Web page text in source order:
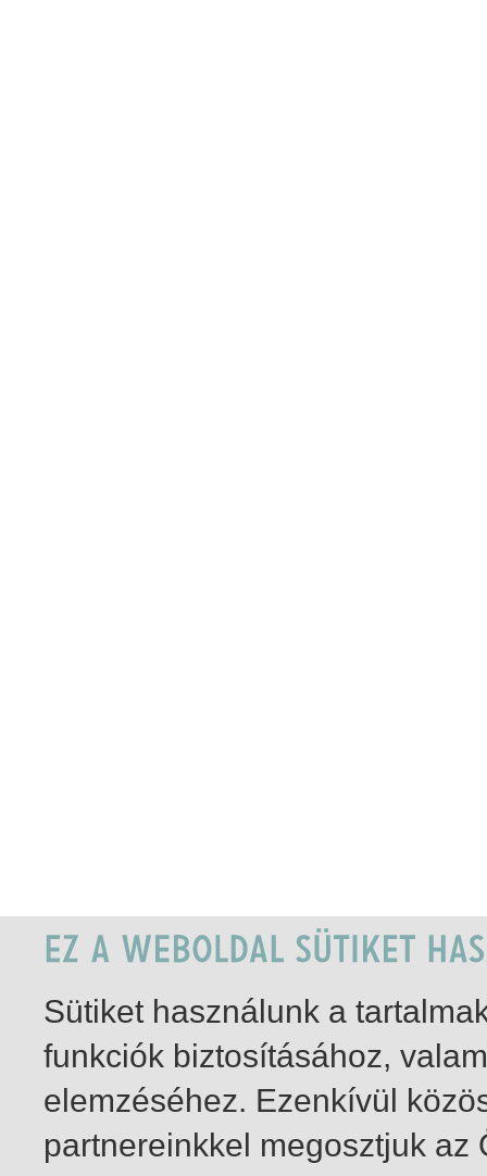
Sütiket használunk a
funkciók biztosításához,
elemzéséhez. Ezenkívül
partnereinkkel megosztjuk